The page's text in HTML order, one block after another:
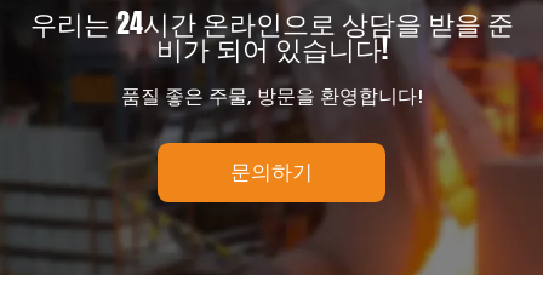
우리는 24시간 온라인으로 상담을 받을 준
비가 되어 있습니다!
품질 좋은 주물, 방문을 환영합니다!
문의하기